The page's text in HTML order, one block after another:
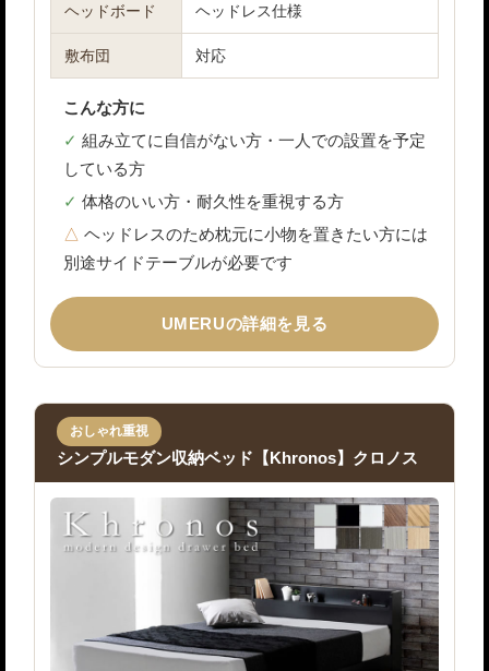
ヘッドボード ヘッドレス仕様
敷布団 対応
こんな方に
組み立てに自信がない方・一人での設置を予定
している方
体格のいい方・耐久性を重視する方
ヘッドレスのため枕元に小物を置きたい方には
別途サイドテーブルが必要です
UMERUの詳細を見る
おしゃれ重視
シンプルモダン収納ベッド【Khronos】クロノス